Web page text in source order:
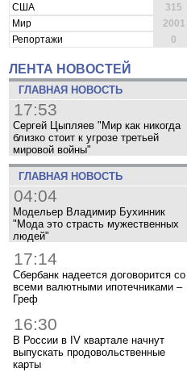
США
315
Мир
2001
Репортажи
0
ЛЕНТА НОВОСТЕЙ
ГЛАВНАЯ НОВОСТЬ
17:53
Сергей Цыпляев "Мир как никогда
близко стоит к угрозе третьей
мировой войны"
ГЛАВНАЯ НОВОСТЬ
04:04
Модельер Владимир Бухинник
"Мода это страсть мужественных
людей"
17:14
Сбербанк надеется договорится со
всеми валютными ипотечниками –
Греф
16:30
В России в IV квартале начнут
выпускать продовольственные
карты